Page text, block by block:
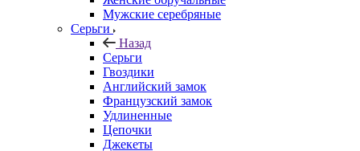
Мужские серебряные
Серьги
Назад
Серьги
Гвоздики
Английский замок
Французский замок
Удлиненные
Цепочки
Джекеты